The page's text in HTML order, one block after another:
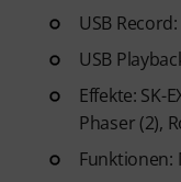
USB
USB
Effekte: SK-
Phaser (2),
Funktionen: